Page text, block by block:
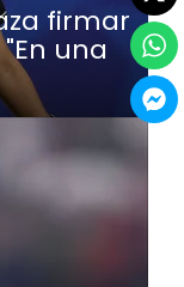
firmar
una